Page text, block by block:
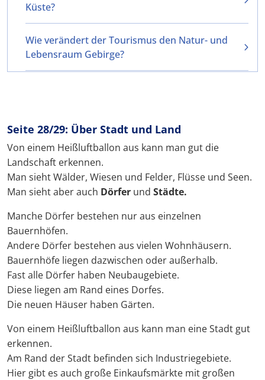
Küste?
Wie verändert der Tourismus den Natur- und
Lebensraum Gebirge?
Seite 28/29: Über Stadt und Land
Von einem Heißluftballon aus kann man gut die
Landschaft erkennen.
Man sieht Wälder, Wiesen und Felder, Flüsse und Seen.
Man sieht aber auch Dörfer und Städte.
Manche Dörfer bestehen nur aus einzelnen
Bauernhöfen.
Andere Dörfer bestehen aus vielen Wohnhäusern.
Bauernhöfe liegen dazwischen oder außerhalb.
Fast alle Dörfer haben Neubaugebiete.
Diese liegen am Rand eines Dorfes.
Die neuen Häuser haben Gärten.
Von einem Heißluftballon aus kann man eine Stadt gut
erkennen.
Am Rand der Stadt befinden sich Industriegebiete.
Hier gibt es auch große Einkaufsmärkte mit großen